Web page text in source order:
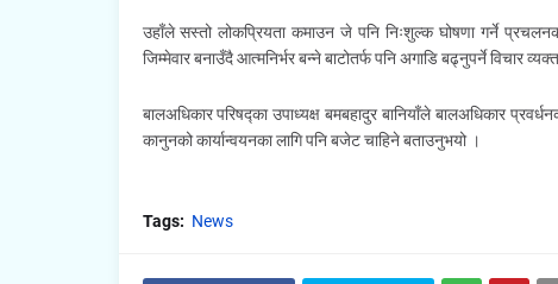
उहाँले सस्तो लोकप्रियता कमाउन जे पनि निःशुल्क घोषणा गर्ने
जिम्मेवार बनाउँदै आत्मनिर्भर बन्ने बाटोतर्फ पनि अगाडि बढ्नुपर्ने विचार
बालअधिकार परिषद्का उपाध्यक्ष बमबहादुर बानियाँले बालअधिकार
कानुनको कार्यान्वयनका लागि पनि बजेट चाहिने बताउनुभयो ।
Tags: News